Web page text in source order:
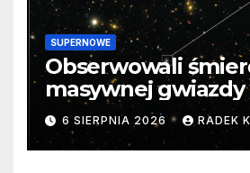
SUPERNOWE
Obserwowali
masywnej gwiazdy
samego początku.
cenne dane
6 SIERPNIA 2026 RADEK